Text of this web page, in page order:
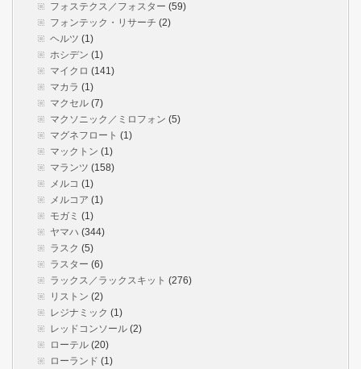
フォステクス／フォスター (59)
フォンテック・リサーチ (2)
ヘルツ (1)
ホシデン (1)
マイクロ (141)
マカラ (1)
マクセル (7)
マクソニック／ミロフォン (5)
マグネフロート (1)
マックトン (1)
マランツ (158)
メルコ (1)
メルコア (1)
モガミ (1)
ヤマハ (344)
ラスク (5)
ラスター (6)
ラックス／ラックスキット (276)
リストン (2)
レジナミック (1)
レッドコンソール (2)
ローテル (20)
ローランド (1)